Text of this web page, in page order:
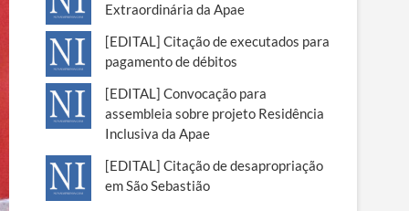
Extraordinária da Apae
[EDITAL] Citação de executados para
pagamento de débitos
[EDITAL] Convocação para
assembleia sobre projeto Residência
Inclusiva da Apae
[EDITAL] Citação de desapropriação
em São Sebastião